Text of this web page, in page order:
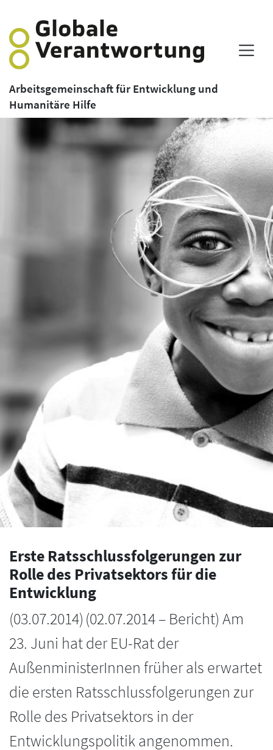
Arbeitsgemeinschaft für Entwicklung und
Humanitäre Hilfe
Erste Ratsschlussfolgerungen zur
Rolle des Privatsektors für die
Entwicklung
(03.07.2014) (02.07.2014 – Bericht) Am
23. Juni hat der EU-Rat der
AußenministerInnen früher als erwartet
die ersten Ratsschlussfolgerungen zur
Rolle des Privatsektors in der
Entwicklungspolitik angenommen.